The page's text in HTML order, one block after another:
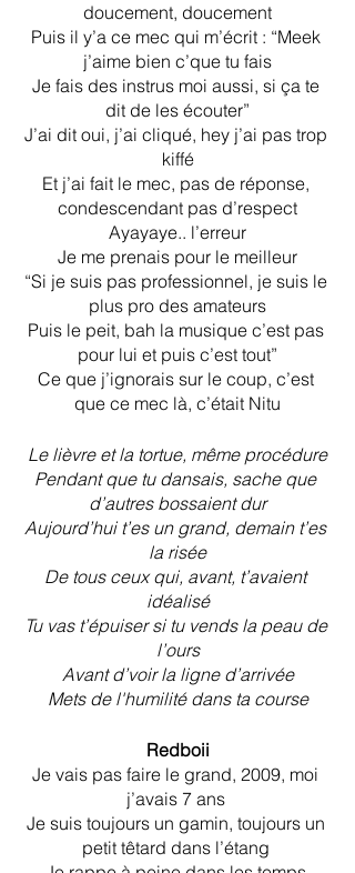
doucement, doucement
Puis il y’a ce mec qui m’écrit : “Meek
j’aime bien c’que tu fais
Je fais des instrus moi aussi, si ça te
dit de les écouter”
J’ai dit oui, j’ai cliqué, hey j’ai pas trop
kiffé
Et j’ai fait le mec, pas de réponse,
condescendant pas d’respect
Ayayaye.. l’erreur
Je me prenais pour le meilleur
“Si je suis pas professionnel, je suis le
plus pro des amateurs
Puis le peit, bah la musique c’est pas
pour lui et puis c’est tout”
Ce que j’ignorais sur le coup, c’est
que ce mec là, c’était Nitu
Le lièvre et la tortue, même procédure
Pendant que tu dansais, sache que
d’autres bossaient dur
Aujourd’hui t’es un grand, demain t’es
la risée
De tous ceux qui, avant, t’avaient
idéalisé
Tu vas t’épuiser si tu vends la peau de
l’ours
Avant d’voir la ligne d’arrivée
Mets de l'humilité dans ta course
Redboii
Je vais pas faire le grand, 2009, moi
j’avais 7 ans
Je suis toujours un gamin, toujours un
petit têtard dans l’étang